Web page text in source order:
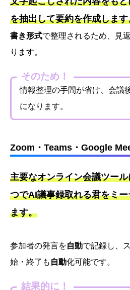
を抽出して要約を作成します
書き形式で整理されるため、見
ります。
そのため！
情報整理の手間が省け、会議
になります。
Zoom・Teams・Google
主要なオンライン会議ツー
つでAI議事録取れる君をミ
ます。
参加者の発言を自動で記録し、
始・終了も 自動化可能です。
結果的に！